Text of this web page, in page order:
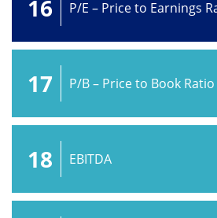
16 P/E – Price to Earnings
17 P/B – Price to Book Ratio
18 EBITDA